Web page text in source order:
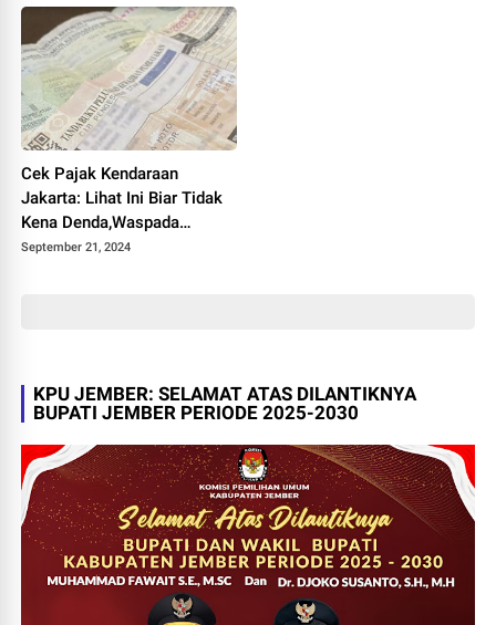
Cek Pajak Kendaraan
Jakarta: Lihat Ini Biar Tidak
Kena Denda,Waspada
Tagihan Membeludak
September 21, 2024
KPU JEMBER: SELAMAT ATAS DILANTIKNYA
BUPATI JEMBER PERIODE 2025-2030